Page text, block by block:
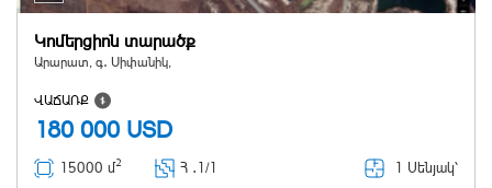
Կոմերցիոն տարածք
Արարատ, գ․ Սիփանիկ,
ՎԱՃԱՌՔ
180 000 USD
15000 մ2 Հ ․ 1/1 1 Սենյակ՝